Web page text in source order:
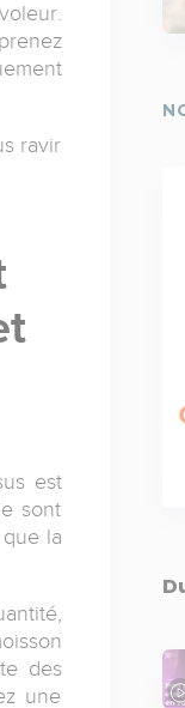
ravir
est
sont
la
des
une